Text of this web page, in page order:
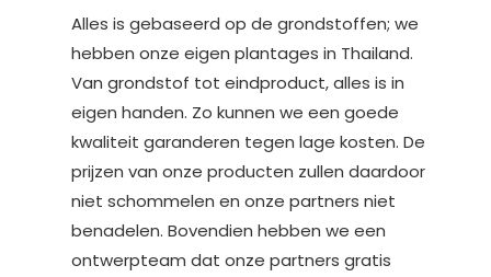
Alles is gebaseerd op de grondstoffen; we
hebben onze eigen plantages in Thailand.
Van grondstof tot eindproduct, alles is in
eigen handen. Zo kunnen we een goede
kwaliteit garanderen tegen lage kosten. De
prijzen van onze producten zullen daardoor
niet schommelen en onze partners niet
benadelen. Bovendien hebben we een
ontwerpteam dat onze partners gratis